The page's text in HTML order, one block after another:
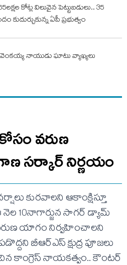
కోట్ల విలువైన పెట్టుబడులు.. 35
కుదుర్చుకున్న ఏపీ ప్రభుత్వం
వెంకయ్య నాయుడు ఘాటు వ్యాఖ్యలు
వరుణ
సర్కార్ నిర్ణయం
కురవాలని ఆకాంక్షిస్తూ
నెల 10నాగార్జున సాగర్ డ్యామ్
యాగం నిర్వహించాలని
బీఆర్ఎస్ క్షుద్ర పూజలు
కాంగ్రెస్ నాయకత్వం.. కౌంటర్